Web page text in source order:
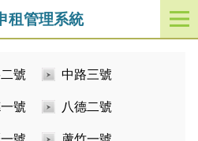
租管理系統
開
啟
號 中路三號
號 八德二號